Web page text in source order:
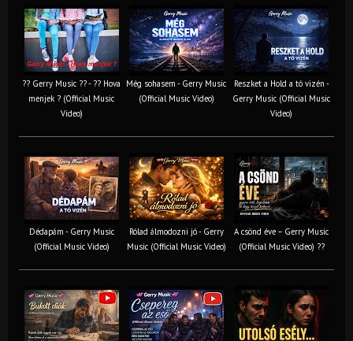
?? Gerry Music ?? - ?? Hova
menjek ? (Official Music
Video)
Még sohasem - Gerry Music
(Official Music Video)
Reszket a Hold a tó vizén -
Gerry Music (Official Music
Video)
Dédapám - Gerry Music
(Official Music Video)
Rólad álmodozni jó - Gerry
Music (Official Music Video)
A csönd éve – Gerry Music
(Official Music Video) ??